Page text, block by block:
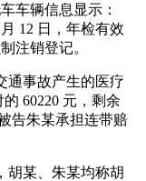
车辆信息显示：
12 日，年检有效
注销登记。
通事故产生的医疗
60220 元，剩余
告朱某承担连带赔
胡某、朱某均称胡